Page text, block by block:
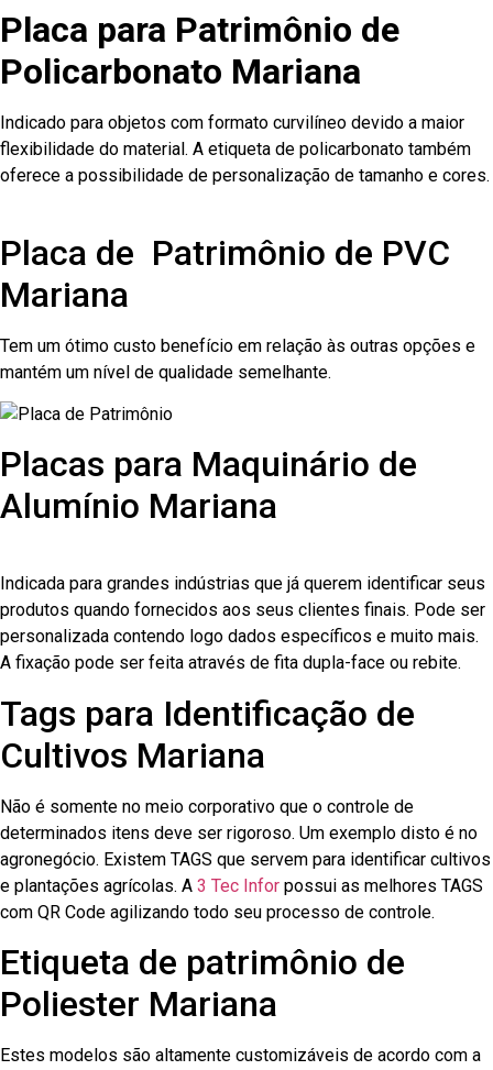
Placa para Patrimônio de
Policarbonato Mariana
Indicado para objetos com formato curvilíneo devido a maior
flexibilidade do material. A etiqueta de policarbonato também
oferece a possibilidade de personalização de tamanho e cores.
Placa de Patrimônio de PVC
Mariana
Tem um ótimo custo benefício em relação às outras opções e
mantém um nível de qualidade semelhante.
Placas para Maquinário de
Alumínio Mariana
Indicada para grandes indústrias que já querem identificar seus
produtos quando fornecidos aos seus clientes finais. Pode ser
personalizada contendo logo dados específicos e muito mais.
A fixação pode ser feita através de fita dupla-face ou rebite.
Tags para Identificação de
Cultivos Mariana
Não é somente no meio corporativo que o controle de
determinados itens deve ser rigoroso. Um exemplo disto é no
agronegócio. Existem TAGS que servem para identificar cultivos
e plantações agrícolas. A 3 Tec Infor possui as melhores TAGS
com QR Code agilizando todo seu processo de controle.
Etiqueta de patrimônio de
Poliester Mariana
Estes modelos são altamente customizáveis de acordo com a